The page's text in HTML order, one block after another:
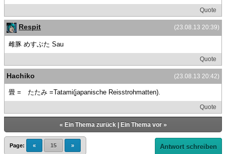
Quote
(23.08.13 20:39)
Respit
雌豚 めすぶた Sau
Quote
(23.08.13 20:42)
Hachiko
畳 = たたみ =Tatami(japanische Reisstrohmatten).
Quote
« Ein Thema zurück| Ein Thema vor»
Page: « 15 » Antwort schreiben